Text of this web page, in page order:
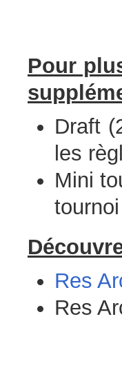
Pour
Draft
les
Mini
Res
Res